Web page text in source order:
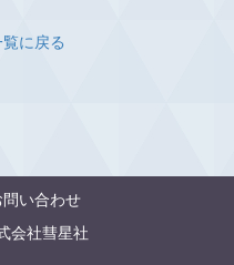
に戻る
問い合わせ
会社彗星社